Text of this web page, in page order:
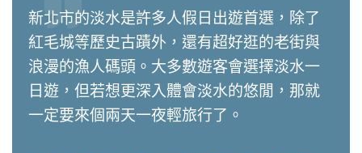
新北市的淡水是許多人假日出遊首選，除了
紅毛城等歷史古蹟外，還有超好逛的老街與
浪漫的漁人碼頭。大多數遊客會選擇淡水一
日遊，但若想更深入體會淡水的悠閒，那就
一定要來個兩天一夜輕旅行了。